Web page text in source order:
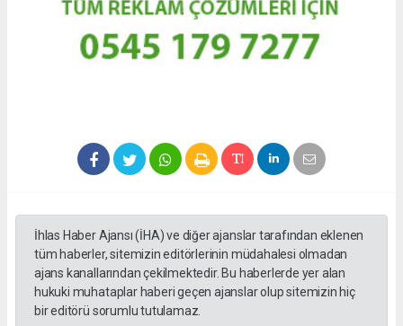
İhlas Haber Ajansı (İHA) ve diğer ajanslar tarafından eklenen
tüm haberler, sitemizin editörlerinin müdahalesi olmadan
ajans kanallarından çekilmektedir. Bu haberlerde yer alan
hukuki muhataplar haberi geçen ajanslar olup sitemizin hiç
bir editörü sorumlu tutulamaz.